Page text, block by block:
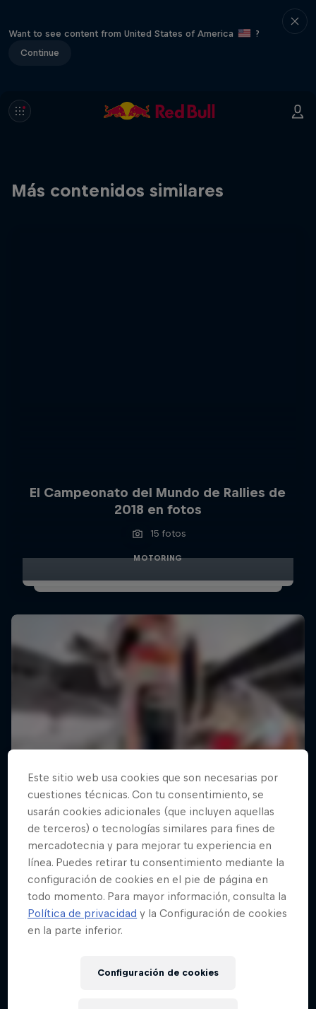
Want to see content from United States of America
?
Continue
Más contenidos similares
El Campeonato del Mundo de Rallies de
2018 en fotos
15 fotos
MOTORING
Este sitio web usa cookies que son necesarias por
cuestiones técnicas. Con tu consentimiento, se
usarán cookies adicionales (que incluyen aquellas
de terceros) o tecnologías similares para fines de
mercadotecnia y para mejorar tu experiencia en
línea. Puedes retirar tu consentimiento mediante la
configuración de cookies en el pie de página en
todo momento. Para mayor información, consulta la
Política de privacidad y la Configuración de cookies
en la parte inferior.
Configuración de cookies